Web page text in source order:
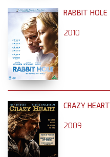
RABBIT HOLE
2010
CRAZY HEART
2009